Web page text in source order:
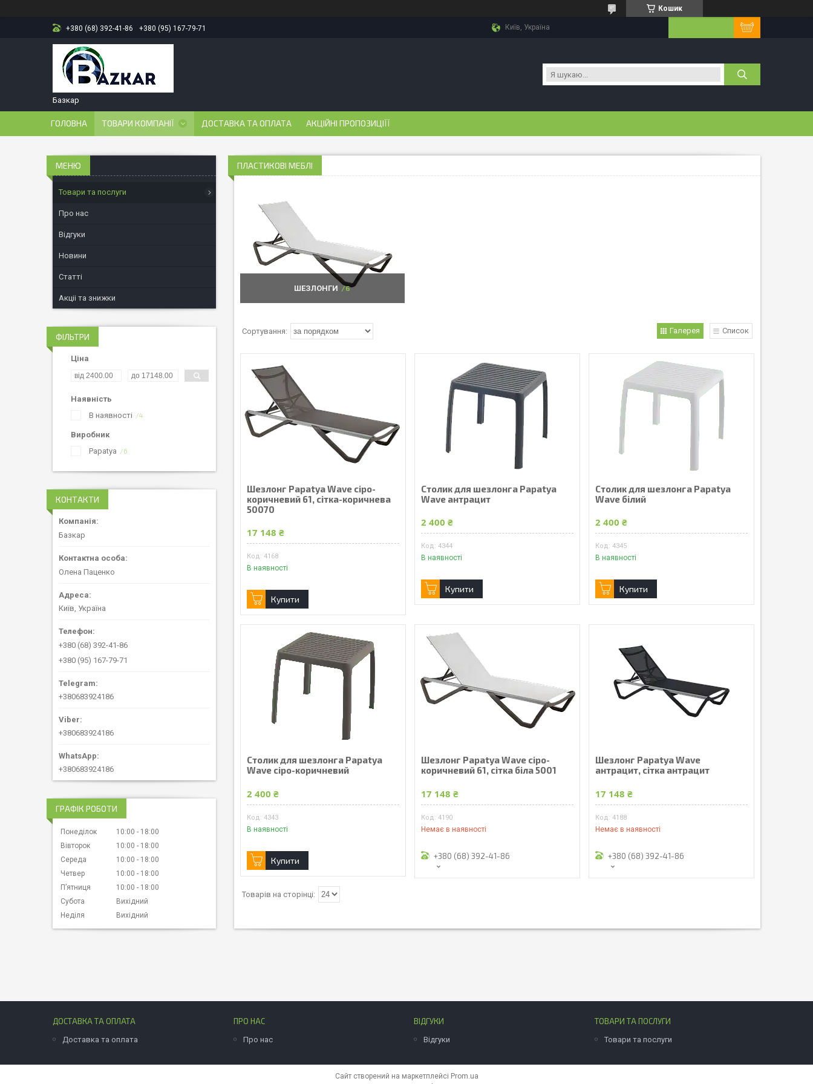
Кошик
+380 (68) 392-41-86 +380 (95) 167-79-71 Київ, Україна
Базкар
ГОЛОВНА ТОВАРИ КОМПАНІЇ ДОСТАВКА ТА ОПЛАТА АКЦІЙНІ ПРОПОЗИЦІЇЇ
ПЛАСТИКОВІ МЕБЛІ
ШЕЗЛОНГИ 6
Галерея Список
Шезлонг Papatya Wave сіро-
коричневий 61, сітка-коричнева
50070
17 148 ₴
4168
В наявності
Купити
Столик для шезлонга Papatya
Wave антрацит
2 400 ₴
4344
В наявності
Купити
Столик для шезлонга Papatya
Wave білий
2 400 ₴
4345
В наявності
Купити
Столик для шезлонга Papatya
Wave сіро-коричневий
2 400 ₴
4343
В наявності
Купити
Шезлонг Papatya Wave сіро-
коричневий 61, сітка біла 5001
17 148 ₴
4190
Немає в наявності
+380 (68) 392-41-86
Шезлонг Papatya Wave
антрацит, сітка антрацит
17 148 ₴
4188
Немає в наявності
+380 (68) 392-41-86
Товари та послуги
Про нас
Відгуки
Новини
Статті
Акціі та знижки
ФІЛЬТРИ
Ціна
Наявність
В наявності
4
Виробник
Papatya
6
КОНТАКТИ
Базкар
Олена Паценко
Київ, Україна
+380 (68) 392-41-86
+380 (95) 167-79-71
+380683924186
+380683924186
+380683924186
ГРАФІК РОБОТИ
Понеділок 10:00
18:00
Вівторок
10:00
18:00
Середа
10:00
18:00
Четвер
10:00
18:00
Пʼятниця
10:00
18:00
Субота
Вихідний
Неділя
Вихідний
ДОСТАВКА ТА ОПЛАТА
Доставка та оплата
ПРО НАС
Про нас
ВІДГУКИ
Відгуки
ТОВАРИ ТА ПОСЛУГИ
Товари та послуги
Сайт створений на маркетплейсі Prom.ua